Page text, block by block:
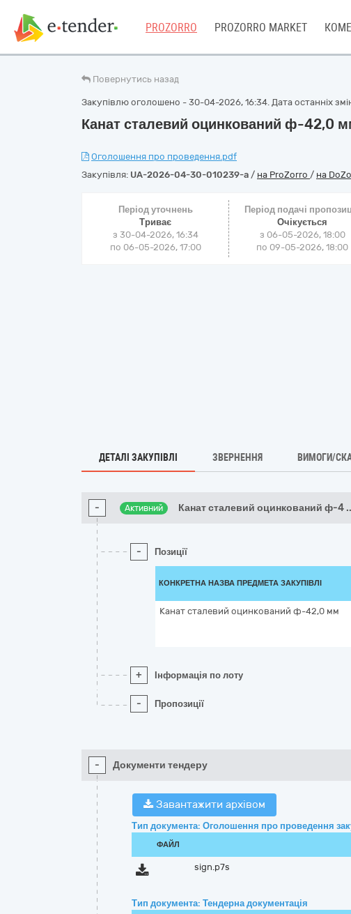
PROZORRO PROZORRO MARKET
Повернутись назад
Закупівлю оголошено - 30-04-2026, 16:34. Дата останніх
Канат сталевий оцинкований ф-42,0
Оголошення про проведення.pdf
Закупівля: UA-2026-04-30-010239-a / на ProZorro / на
Період уточнень
Триває
з 30-04-2026, 16:34
по 06-05-2026, 17:00
Період подачі
Очікується
з 06-05-2026, 18:00
по 09-05-2026, 18:00
ДЕТАЛІ ЗАКУПІВЛІ ЗВЕРНЕННЯ ВИМОГИ/
- Активний Канат сталевий оцинкований ф-4
- Позиції
КОНКРЕТНА НАЗВА ПРЕДМЕТА ЗАКУПІВЛІ
Канат сталевий оцинкований ф-42,0 мм
+ Інформація по лоту
- Пропозиції
- Документи тендеру
Завантажити архівом
Тип документа: Оголошення про проведення
ФАЙЛ
sign.p7s
Тип документа: Тендерна документація